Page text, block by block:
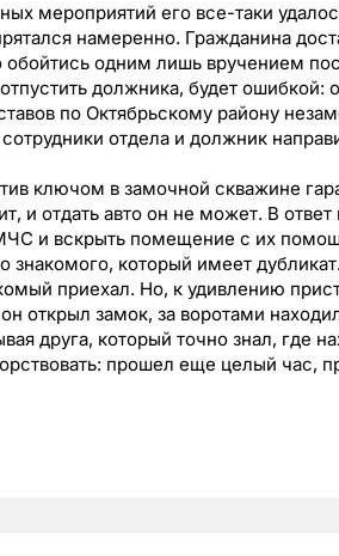
мероприятий его все-таки
намеренно. Гражданина
одним лишь вручением
должника, будет ошибкой:
по Октябрьскому району
отдела и должник
ключом в замочной скважине
и отдать авто он не может. В
и вскрыть помещение с их
знакомого, который имеет
приехал. Но, к удивлению
открыл замок, за воротами
друга, который точно знал, где
прошел еще целый час,